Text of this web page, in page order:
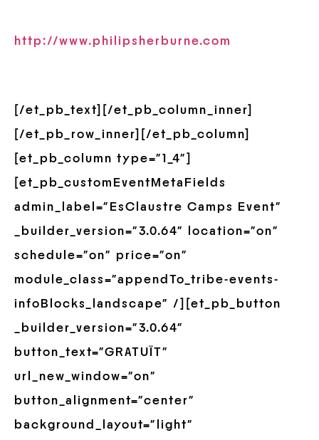
http://www.philipsherburne.com
[/et_pb_text][/et_pb_column_inner]
[/et_pb_row_inner][/et_pb_column]
[et_pb_column type=”1_4″]
[et_pb_customEventMetaFields
admin_label=”EsClaustre Camps Event”
_builder_version=”3.0.64″ location=”on”
schedule=”on” price=”on”
module_class=”appendTo_tribe-events-
infoBlocks_landscape” /][et_pb_button
_builder_version=”3.0.64″
button_text=”GRATUÏT”
url_new_window=”on”
button_alignment=”center”
background_layout=”light”